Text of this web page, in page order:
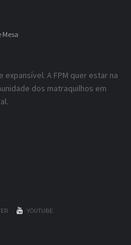
Mesa
A FPM quer estar na
dos matraquilhos em
YOUTUBE